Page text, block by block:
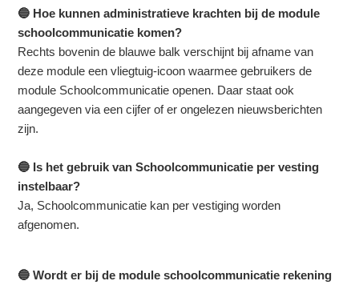
🔵 Hoe kunnen administratieve krachten bij de module
schoolcommunicatie komen?
Rechts bovenin de blauwe balk verschijnt bij afname van
deze module een vliegtuig-icoon waarmee gebruikers de
module Schoolcommunicatie openen. Daar staat ook
aangegeven via een cijfer of er ongelezen nieuwsberichten
zijn.
🔵 Is het gebruik van Schoolcommunicatie per vesting
instelbaar?
Ja, Schoolcommunicatie kan per vestiging worden
afgenomen.
🔵 Wordt er bij de module schoolcommunicatie rekening